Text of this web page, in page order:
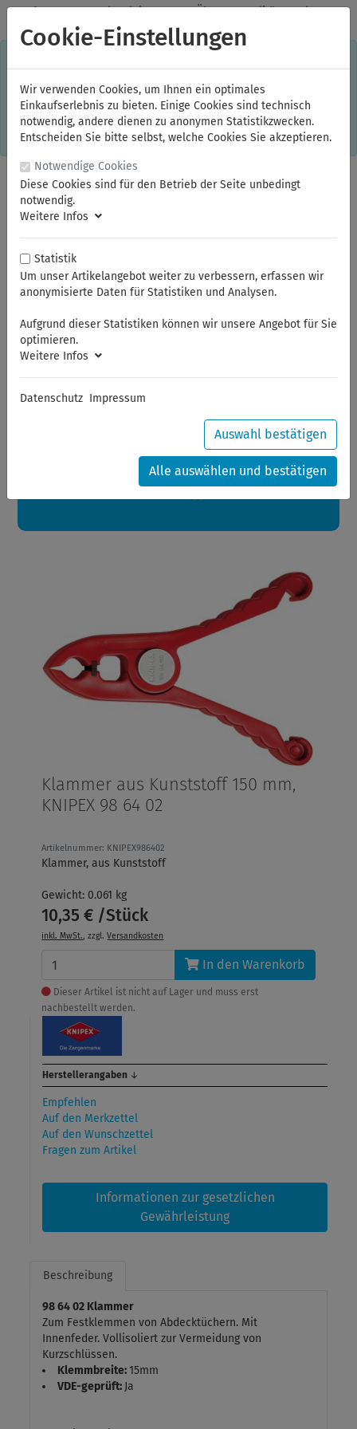
✓Jeden Monat starke Aktionen ✓Über 20 Qualitätsmarken ✓
Kostenlose Lieferung im Inland ab 150,00 Euro Bruttowarenwert
Einkaufserlebnis. Dabei werden beispielsweise die Session-
Informationen oder die Spracheinstellung auf Ihrem Rechner
gespeichert. Ohne Cookies ist der Funktionsumfang des
Online-Shops eingeschränkt. Sind Sie damit nicht
einverstanden, klicken Sie bitte hier.
Sommerferien
Sehr geehrte Kunden,
Ihre Bestellungen in diesem Zeitraum werden ab dem
24.08.2026 verschickt.
Eine schöne Sommerpause
Klammer aus Kunststoff 150 mm,
KNIPEX 98 64 02
Artikelnummer: KNIPEX986402
Klammer, aus Kunststoff
Gewicht: 0.061 kg
10,35 € /Stück
inkl. MwSt., zzgl.Versandkosten
In den Warenkorb
Dieser Artikel ist nicht auf Lager und muss erst
nachbestellt werden.
Herstellerangaben ↓
Empfehlen
Auf den Merkzettel
Auf den Wunschzettel
Fragen zum Artikel
Informationen zur gesetzlichen
Gewährleistung
Beschreibung
98 64 02 Klammer
Zum Festklemmen von Abdecktüchern. Mit
Innenfeder. Vollisoliert zur Vermeidung von
Kurzschlüssen.
Klemmbreite: 15mm
VDE-geprüft: Ja
Cookie-Einstellungen
Wir verwenden Cookies, um Ihnen ein optimales
Einkaufserlebnis zu bieten. Einige Cookies sind technisch
notwendig, andere dienen zu anonymen Statistikzwecken.
Entscheiden Sie bitte selbst, welche Cookies Sie akzeptieren.
Notwendige Cookies
Diese Cookies sind für den Betrieb der Seite unbedingt
notwendig.
Weitere Infos
Statistik
Um unser Artikelangebot weiter zu verbessern, erfassen wir
anonymisierte Daten für Statistiken und Analysen.
Aufgrund dieser Statistiken können wir unsere Angebot für Sie
optimieren.
Weitere Infos
Datenschutz Impressum
Auswahl bestätigen
Alle auswählen und bestätigen